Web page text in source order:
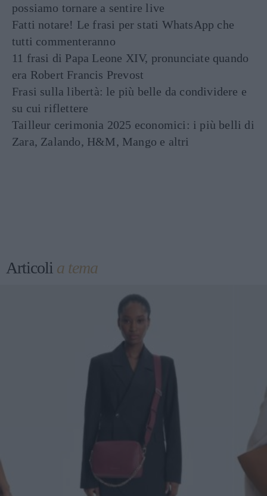
possiamo tornare a sentire live
Fatti notare! Le frasi per stati WhatsApp che
tutti commenteranno
11 frasi di Papa Leone XIV, pronunciate quando
era Robert Francis Prevost
Frasi sulla libertà: le più belle da condividere e
su cui riflettere
Tailleur cerimonia 2025 economici: i più belli di
Zara, Zalando, H&M, Mango e altri
Articoli a tema